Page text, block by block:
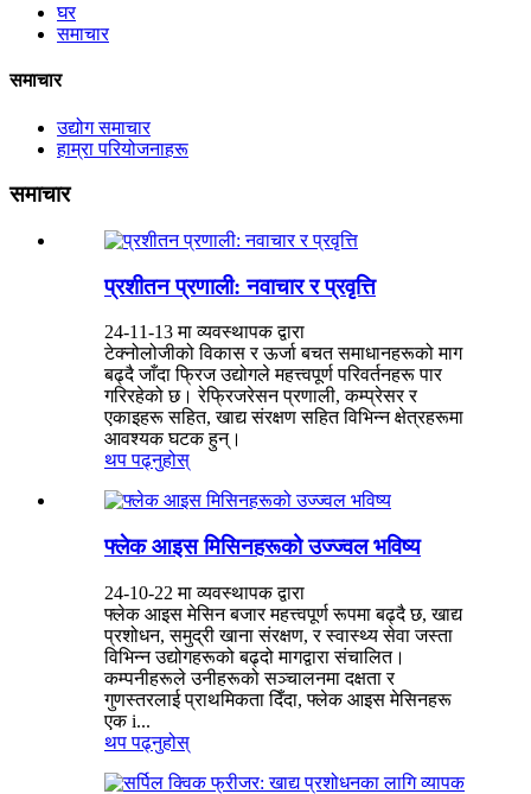
घर
समाचार
समाचार
उद्योग समाचार
हाम्रा परियोजनाहरू
समाचार
प्रशीतन प्रणाली: नवाचार र प्रवृत्ति
24-11-13 मा व्यवस्थापक द्वारा
टेक्नोलोजीको विकास र ऊर्जा बचत समाधानहरूको माग
बढ्दै जाँदा फ्रिज उद्योगले महत्त्वपूर्ण परिवर्तनहरू पार
गरिरहेको छ। रेफ्रिजरेसन प्रणाली, कम्प्रेसर र
एकाइहरू सहित, खाद्य संरक्षण सहित विभिन्न क्षेत्रहरूमा
आवश्यक घटक हुन्।
थप पढ्नुहोस्
फ्लेक आइस मिसिनहरूको उज्ज्वल भविष्य
24-10-22 मा व्यवस्थापक द्वारा
फ्लेक आइस मेसिन बजार महत्त्वपूर्ण रूपमा बढ्दै छ, खाद्य
प्रशोधन, समुद्री खाना संरक्षण, र स्वास्थ्य सेवा जस्ता
विभिन्न उद्योगहरूको बढ्दो मागद्वारा संचालित।
कम्पनीहरूले उनीहरूको सञ्चालनमा दक्षता र
गुणस्तरलाई प्राथमिकता दिँदा, फ्लेक आइस मेसिनहरू
एक i...
थप पढ्नुहोस्